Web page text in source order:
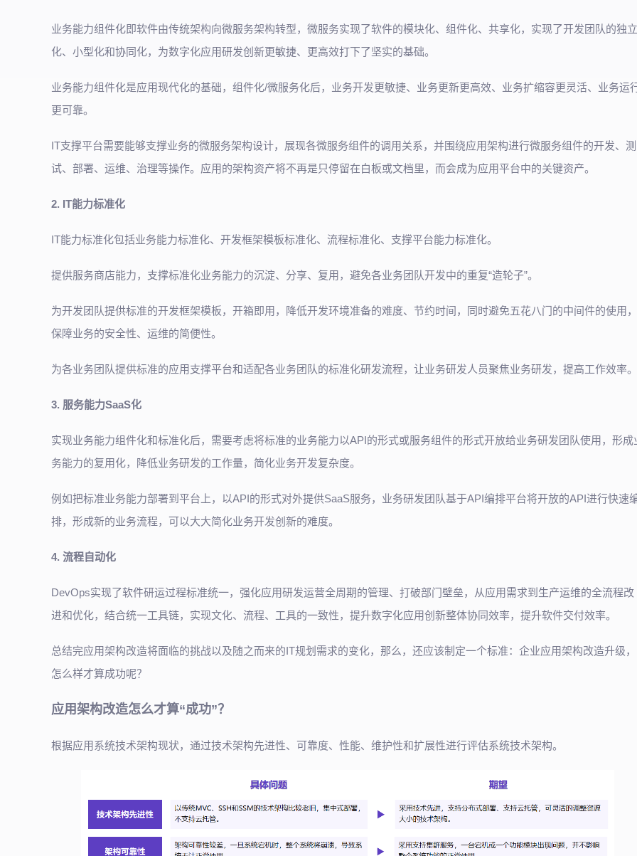
业务能力组件化即软件由传统架构向微服务架构转型，微服务实现了软件的模块化、组件化、共享化，实现了开发团队的独立
化、小型化和协同化，为数字化应用研发创新更敏捷、更高效打下了坚实的基础。
业务能力组件化是应用现代化的基础，组件化/微服务化后，业务开发更敏捷、业务更新更高效、业务扩缩容更灵活、业务运
更可靠。
IT支撑平台需要能够支撑业务的微服务架构设计，展现各微服务组件的调用关系，并围绕应用架构进行微服务组件的开发、测
试、部署、运维、治理等操作。应用的架构资产将不再是只停留在白板或文档里，而会成为应用平台中的关键资产。
2. IT能力标准化
IT能力标准化包括业务能力标准化、开发框架模板标准化、流程标准化、支撑平台能力标准化。
提供服务商店能力，支撑标准化业务能力的沉淀、分享、复用，避免各业务团队开发中的重复“造轮子”。
为开发团队提供标准的开发框架模板，开箱即用，降低开发环境准备的难度、节约时间，同时避免五花八门的中间件的使用，
保障业务的安全性、运维的简便性。
为各业务团队提供标准的应用支撑平台和适配各业务团队的标准化研发流程，让业务研发人员聚焦业务研发，提高工作效率。
3. 服务能力SaaS化
实现业务能力组件化和标准化后，需要考虑将标准的业务能力以API的形式或服务组件的形式开放给业务研发团队使用，形成
务能力的复用化，降低业务研发的工作量，简化业务开发复杂度。
例如把标准业务能力部署到平台上，以API的形式对外提供SaaS服务，业务研发团队基于API编排平台将开放的API进行快速
排，形成新的业务流程，可以大大简化业务开发创新的难度。
4. 流程自动化
DevOps实现了软件研运过程标准统一，强化应用研发运营全周期的管理、打破部门壁垒，从应用需求到生产运维的全流程改
进和优化，结合统一工具链，实现文化、流程、工具的一致性，提升数字化应用创新整体协同效率，提升软件交付效率。
总结完应用架构改造将面临的挑战以及随之而来的IT规划需求的变化，那么，还应该制定一个标准：企业应用架构改造升级，
怎么样才算成功呢？
应用架构改造怎么才算“成功”？
根据应用系统技术架构现状，通过技术架构先进性、可靠度、性能、维护性和扩展性进行评估系统技术架构。